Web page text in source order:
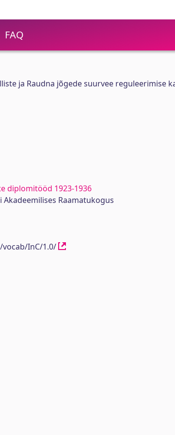
FAQ
ja Raudna jõgede suurvee reguleerimise
diplomitööd 1923-1936
Raamatukogus
InC/1.0/